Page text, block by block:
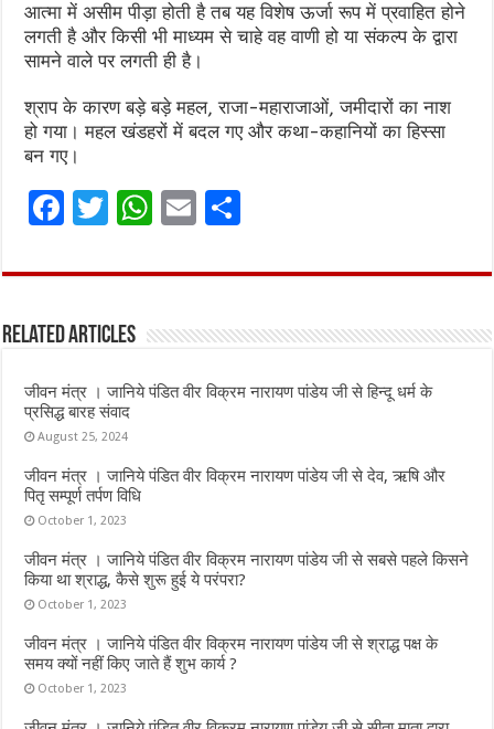
आत्मा में असीम पीड़ा होती है तब यह विशेष ऊर्जा रूप में प्रवाहित होने
लगती है और किसी भी माध्यम से चाहे वह वाणी हो या संकल्प के द्वारा
सामने वाले पर लगती ही है।
श्राप के कारण बड़े बड़े महल, राजा-महाराजाओं, जमीदारों का नाश
हो गया। महल खंडहरों में बदल गए और कथा-कहानियों का हिस्सा
बन गए।
F
ce
o
o
k
T
it
r
W
at
A
p
E
ai ar
Related Articles
जीवन मंत्र । जानिये पंडित वीर विक्रम नारायण पांडेय जी से हिन्दू धर्म के
प्रसिद्ध बारह संवाद
August 25, 2024
जीवन मंत्र । जानिये पंडित वीर विक्रम नारायण पांडेय जी से देव, ऋषि और
पितृ सम्पूर्ण तर्पण विधि
October 1, 2023
जीवन मंत्र । जानिये पंडित वीर विक्रम नारायण पांडेय जी से सबसे पहले किसने
किया था श्राद्ध, कैसे शुरू हुई ये परंपरा?
October 1, 2023
जीवन मंत्र । जानिये पंडित वीर विक्रम नारायण पांडेय जी से श्राद्ध पक्ष के
समय क्यों नहीं किए जाते हैं शुभ कार्य ?
October 1, 2023